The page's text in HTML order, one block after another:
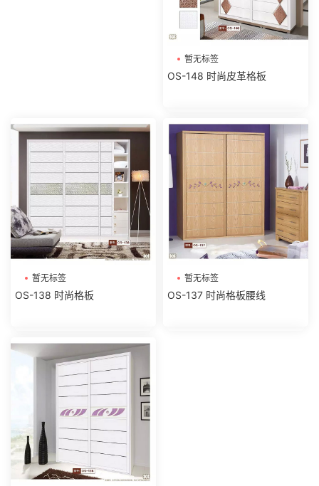
暂无标签
OS-148 时尚皮革格板
暂无标签
OS-138 时尚格板
暂无标签
OS-137 时尚格板腰线